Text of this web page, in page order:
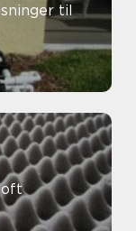
til